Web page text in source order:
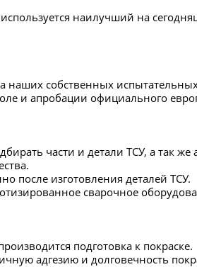
наилучший на
наших собственных
и апробации официального
части и детали ТСУ, а так
после изготовления деталей ТСУ.
сварочное
подготовка к покраске.
адгезию и долговечность